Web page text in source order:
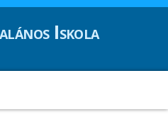
Iskola